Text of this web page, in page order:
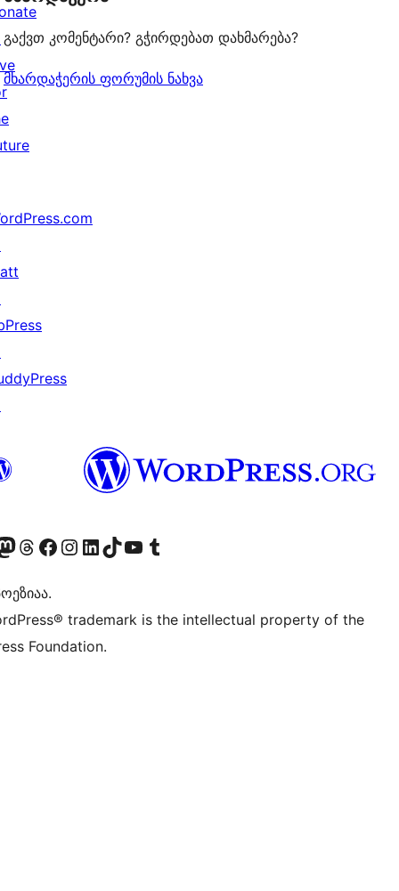
გაქვთ კომენტარი? გჭირდებათ დახმარება?
მხარდაჭერის ფორუმის ნახვა
accountaccount
our Mastodon account
Visit our Threads account
Visit our Facebook page
Visit our Instagram account
Visit our LinkedIn account
Visit our TikTok account
Visit our YouTube channel
Visit our Tumblr account
trademark is the intellectual property of the
Foundation.